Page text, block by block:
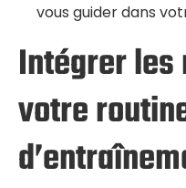
vous guider dans
Intégrer
votre